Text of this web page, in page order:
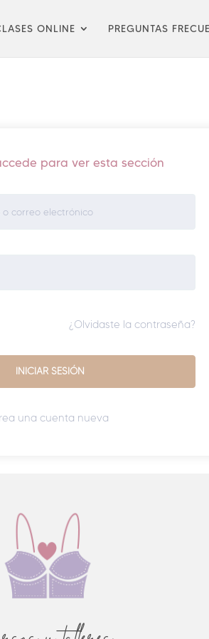
ONLINE PREGUNTAS
para ver esta sección
¿Olvidaste la contraseña?
una cuenta nueva